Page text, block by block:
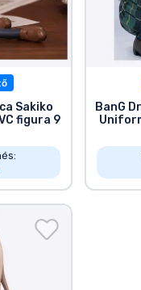
Sakiko
figura 9
BanG